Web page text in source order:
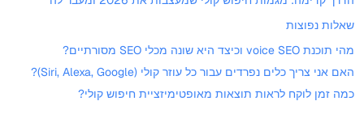
שאלות נפוצות
מהי תוכנת voice SEO וכיצד היא שונה מכלי SEO מסורתיים?
האם אני צריך כלים נפרדים עבור כל עוזר קולי (Siri, Alexa, Google)?
כמה זמן לוקח לראות תוצאות מאופטימיזציית חיפוש קולי?